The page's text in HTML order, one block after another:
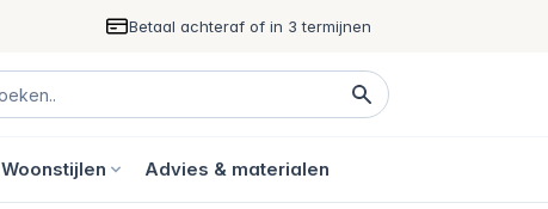
Betaal achteraf of in 3 termijnen
Woonstijlen Advies & materialen